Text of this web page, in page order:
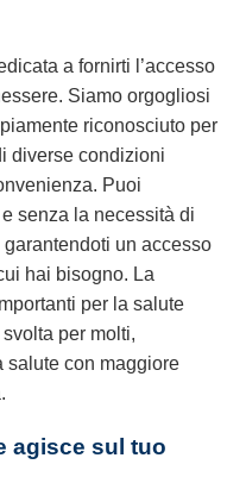
a fornirti l’accesso
Siamo orgogliosi
riconosciuto per
diverse condizioni
Puoi
senza la necessità di
un accesso
hai bisogno. La
per la salute
per molti,
salute con maggiore
agisce sul tuo